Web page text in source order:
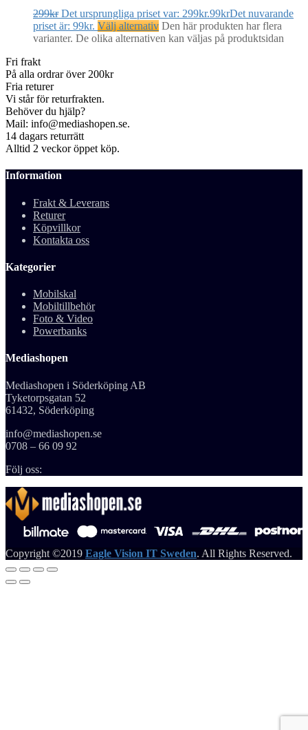
299kr Det ursprungliga priset var: 299kr.99krDet nuvarande
priset är: 99kr. Välj alternativ Den här produkten har flera
varianter. De olika alternativen kan väljas på produktsidan
Fri frakt
På alla ordrar över 200kr
Fria returer
Vi står för returfrakten.
Behöver du hjälp?
Mail: info@mediashopen.se.
14 dagars returrätt
Alltid 2 veckor öppet köp.
Information
Frakt & Leverans
Returer
Köpvillkor
Kontakta oss
Kategorier
Mobilskal
Mobiltillbehör
Foto & Video
Powerbanks
Mediashopen
Mediashopen i Söderköping AB
Tyketorpsgatan 52
61432, Söderköping
info@mediashopen.se
0708 – 66 09 92
Följ oss:
Copyright ©2019 Eagle Vision IT Sweden. All Rights Reserved.